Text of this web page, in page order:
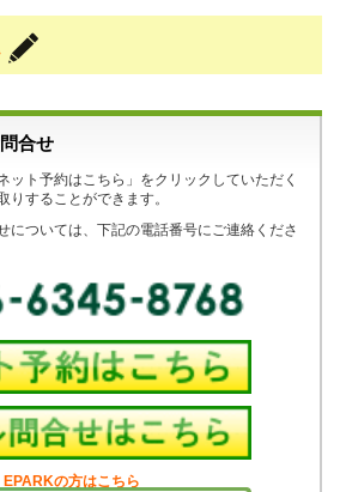
合せ
ト予約はこちら」をクリックしていただく
りすることができます。
ついては、下記の電話番号にご連絡くださ
EPARKの方はこちら